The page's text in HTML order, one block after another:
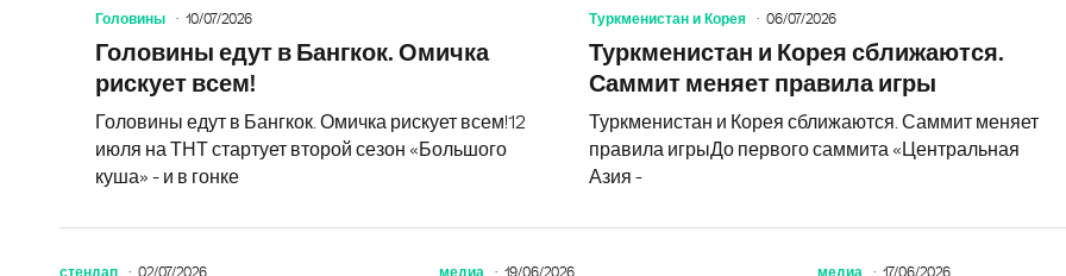
Головины 10/07/2026
Головины едут в Бангкок. Омичка
рискует всем!
Головины едут в Бангкок. Омичка рискует всем!12
июля на ТНТ стартует второй сезон «Большого
куша» - и в гонке
Туркменистан и Корея 06/07/2026
Туркменистан и Корея сближаются.
Саммит меняет правила игры
Туркменистан и Корея сближаются. Саммит меняет
правила игрыДо первого саммита «Центральная
Азия -
стендап 02/07/2026 медиа 19/06/2026 медиа 17/06/2026